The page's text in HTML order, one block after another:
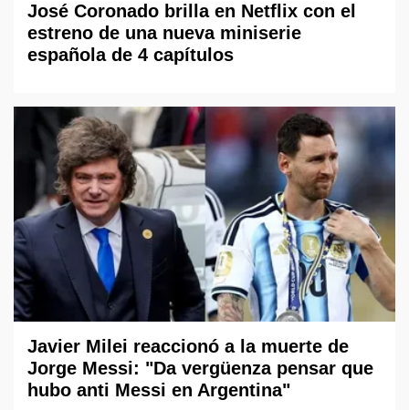
José Coronado brilla en Netflix con el
estreno de una nueva miniserie
española de 4 capítulos
Javier Milei reaccionó a la muerte de
Jorge Messi: "Da vergüenza pensar que
hubo anti Messi en Argentina"